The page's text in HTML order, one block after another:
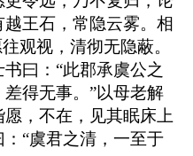
王石，常隐云雾。相
观视，清彻无隐蔽。
曰：“此郡承虞公之
得无事。”以母老解
，不在，见其眠床上
“虞君之清，一至于